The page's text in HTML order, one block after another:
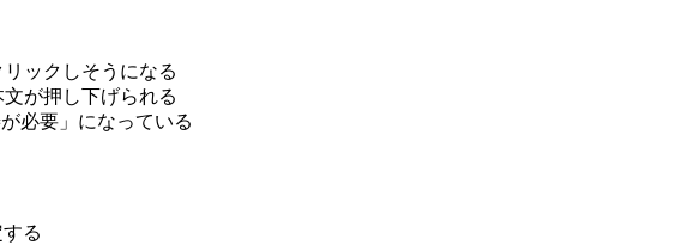
ックしそうになる
が押し下げられる
が必要」になっている
る